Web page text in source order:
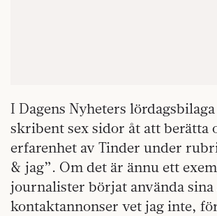
I Dagens Nyheters
skribent sex sidor åt att berätta
erfarenhet av Tinder under
& jag”. Om det är ännu ett
journalister börjat använda
kontaktannonser vet jag inte,